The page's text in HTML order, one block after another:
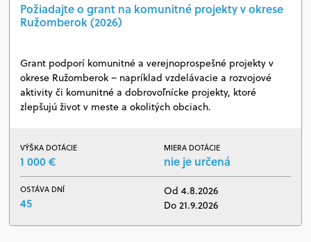
Požiadajte o grant na komunitné projekty v okrese
Ružomberok (2026)
Grant podporí komunitné a verejnoprospešné projekty v
okrese Ružomberok – napríklad vzdelávacie a rozvojové
aktivity či komunitné a dobrovoľnícke projekty, ktoré
zlepšujú život v meste a okolitých obciach.
VÝŠKA DOTÁCIE
1 000 €
MIERA DOTÁCIE
nie je určená
OSTÁVA DNÍ
45
Od 4.8.2026
Do 21.9.2026